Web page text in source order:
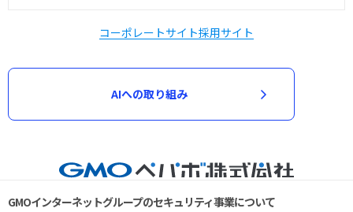
コーポレートサイト採用サイト
AIへの取り組み
GMOインターネットグループのセキュリティ事業について